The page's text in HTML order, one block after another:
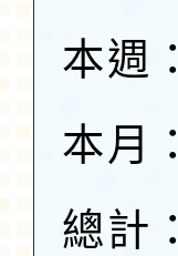
本週：
本月：
總計：